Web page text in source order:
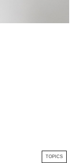
TOPICS